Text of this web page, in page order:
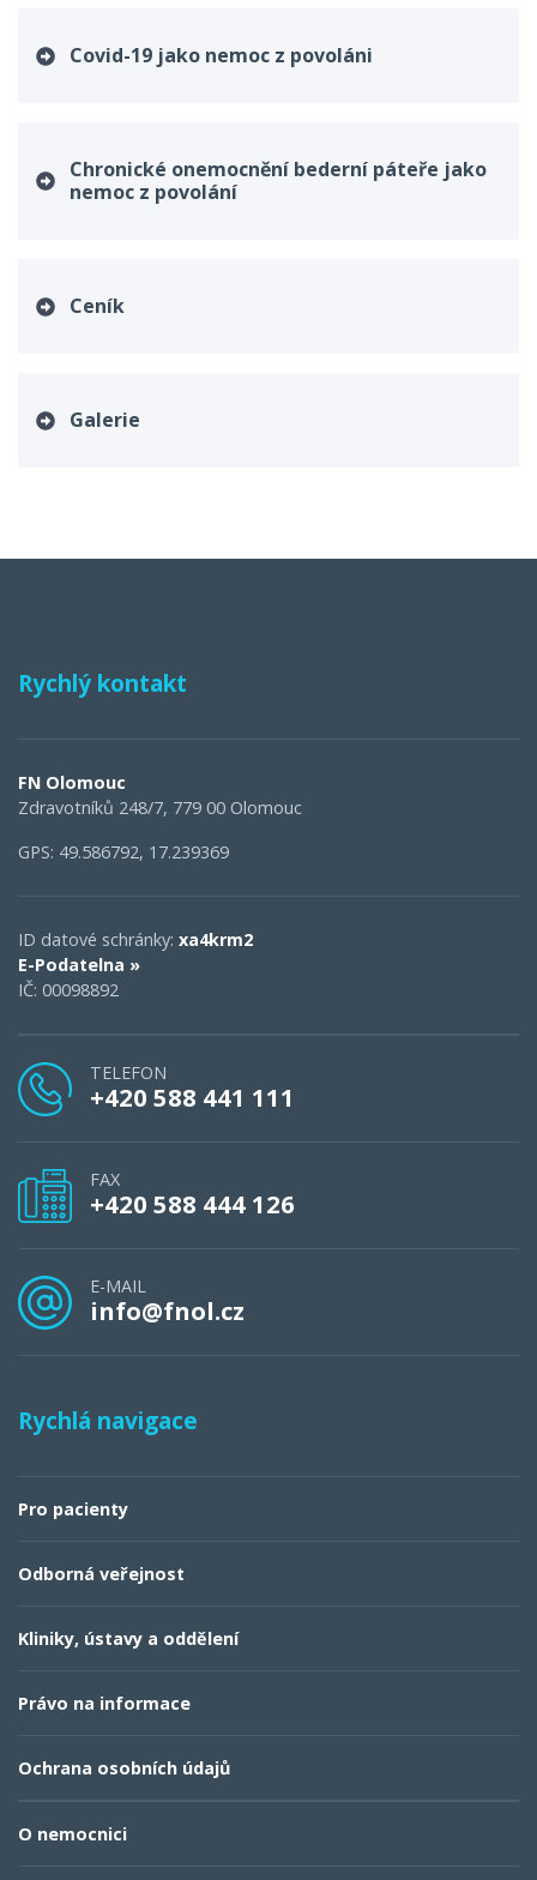
Covid-19 jako nemoc z povoláni
Chronické onemocnění bederní páteře jako
nemoc z povolání
Ceník
Galerie
Rychlý kontakt
FN Olomouc
Zdravotníků 248/7, 779 00 Olomouc
GPS: 49.586792, 17.239369
ID datové schránky: xa4krm2
E-Podatelna »
IČ: 00098892
TELEFON
+420 588 441 111
FAX
+420 588 444 126
E-MAIL
info@fnol.cz
Rychlá navigace
Pro pacienty
Odborná veřejnost
Kliniky, ústavy a oddělení
Právo na informace
Ochrana osobních údajů
O nemocnici